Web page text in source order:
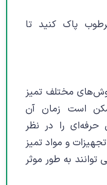
پاک کنید تا
مختلف تمیز
است زمان آن
را در نظر
و مواد تمیز
به طور موثر